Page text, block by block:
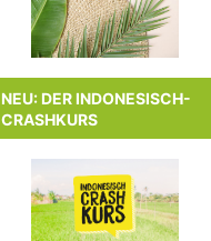
NEU: DER INDONESISCH-
CRASHKURS